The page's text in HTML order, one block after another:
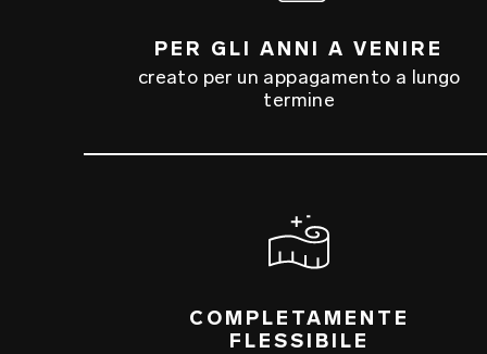
PER GLI ANNI A VENIRE
creato per un appagamento a lungo
termine
COMPLETAMENTE
FLESSIBILE